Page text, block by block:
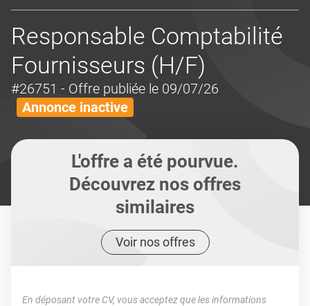
Responsable Comptabilité
Fournisseurs (H/F)
#26751 - Offre publiée le 09/07/26
Annonce inactive
L'offre a été pourvue.
Découvrez nos offres
similaires
Voir nos offres
En déposant votre CV, vous acceptez que les informations